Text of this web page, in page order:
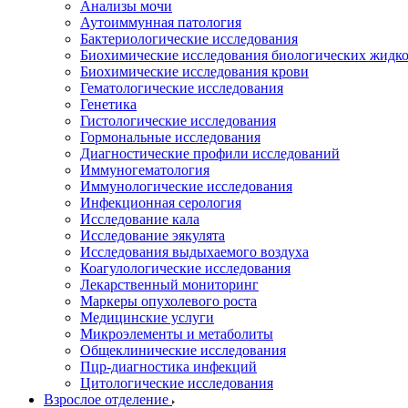
Анализы мочи
Аутоиммунная патология
Бактериологические исследования
Биохимические исследования биологических
Биохимические исследования крови
Гематологические исследования
Генетика
Гистологические исследования
Гормональные исследования
Диагностические профили исследований
Иммуногематология
Иммунологические исследования
Инфекционная серология
Исследование кала
Исследование эякулята
Исследования выдыхаемого воздуха
Коагулологические исследования
Лекарственный мониторинг
Маркеры опухолевого роста
Медицинские услуги
Микроэлементы и метаболиты
Общеклинические исследования
Пцр-диагностика инфекций
Цитологические исследования
Взрослое отделение